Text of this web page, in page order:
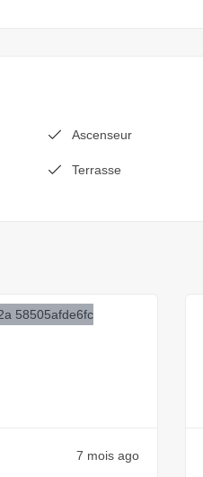
Ascenseur
Terrasse
7 mois ago